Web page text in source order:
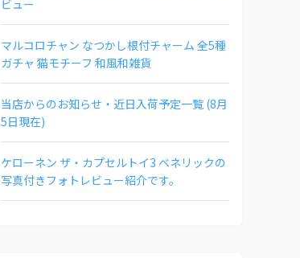
ビュー
マルコロチャン なつかし根付チャーム 全5種
ガチャ 猫モチーフ 和風和雑貨
当店からのお知らせ・近日入荷予定一覧 (8月
5日現在)
ケローネン ザ・カプセルトイ3 ベネリックの
写真付きフォトレビュー紹介です。